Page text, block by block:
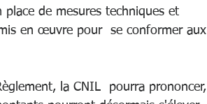
place de mesures techniques et
en œuvre pour  se conformer aux
la CNIL  pourra prononcer,